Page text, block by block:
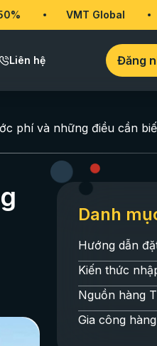
VMT Global Ưu đãi
Liên hệ Đăng
phí và những điều cần
Danh
Hướng dẫn
Kiến thức
Nguồn hàng
Gia công